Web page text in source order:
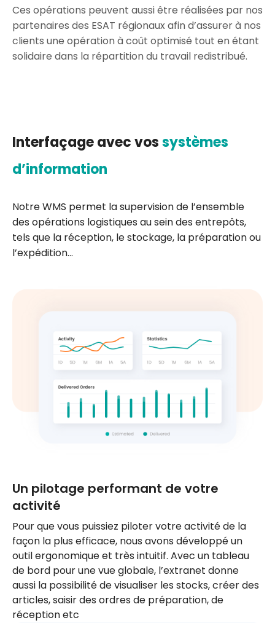
Ces opérations peuvent aussi être réalisées par nos
partenaires des ESAT régionaux afin d’assurer à nos
clients une opération à coût optimisé tout en étant
solidaire dans la répartition du travail redistribué.
Interfaçage avec vossystèmes
d’information
Notre WMS permet la supervision de l’ensemble
des opérations logistiques au sein des entrepôts,
tels que la réception, le stockage, la préparation ou
l’expédition…
Un pilotage performant de votre
activité
Pour que vous puissiez piloter votre activité de la
façon la plus efficace, nous avons développé un
outil ergonomique et très intuitif. Avec un tableau
de bord pour une vue globale, l’extranet donne
aussi la possibilité de visualiser les stocks, créer des
articles, saisir des ordres de préparation, de
réception etc